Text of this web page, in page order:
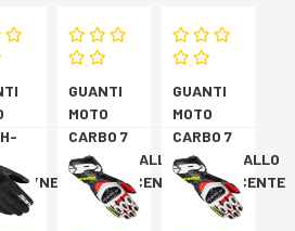
NERO
GUANTI
MOTO
CARBO 7
ROSSO/GIALLO
FLUORESCENTE
GUANTI
MOTO
CARBO 7
ROSSO/GIALLO
FLUORESCENTE